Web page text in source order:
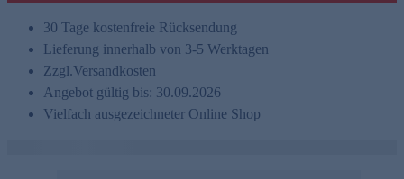
30 Tage kostenfreie Rücksendung
Lieferung innerhalb von 3-5 Werktagen
Zzgl.Versandkosten
Angebot gültig bis: 30.09.2026
Vielfach ausgezeichneter Online Shop